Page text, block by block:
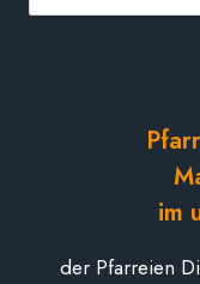
im
der Pfarreien